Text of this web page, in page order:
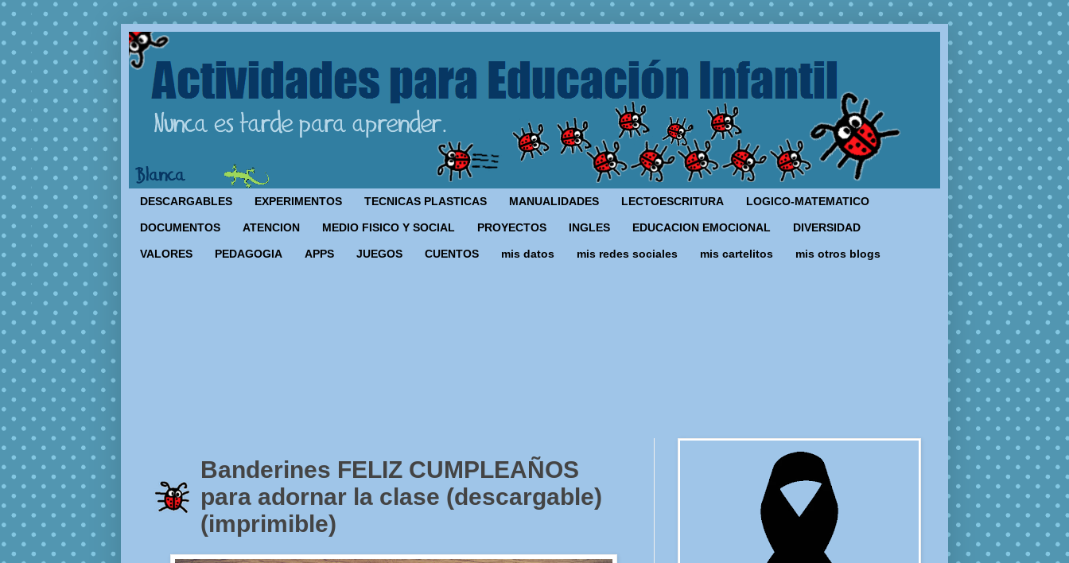
DESCARGABLES EXPERIMENTOS TECNICAS PLASTICAS MANUALIDADES LECTOESCRITURA LOGICO-MATEMATICO
DOCUMENTOS ATENCION MEDIO FISICO Y SOCIAL PROYECTOS INGLES EDUCACION EMOCIONAL DIVERSIDAD
VALORES PEDAGOGIA APPS JUEGOS CUENTOS mis datos mis redes sociales mis cartelitos mis otros blogs
Banderines FELIZ CUMPLEAÑOS
para adornar la clase (descargable)
(imprimible)